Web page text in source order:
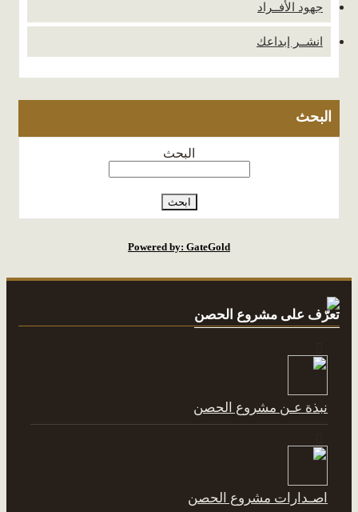
جهود الأفــراد
انشــر إبداعك
البحث
البحث
Powered by: GateGold
تعرّف على مشروع الحصن
نبذة عـن مشروع الحصن
اصـدارات مشروع الحصن